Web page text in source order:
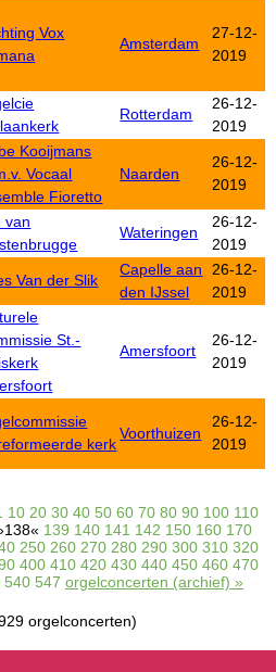
Vox
Amsterdam
27-12-
2019
Rotterdam
26-12-
2019
Kooijmans
Vocaal
Fioretto
Naarden
26-12-
2019
van
Wateringen
26-12-
2019
Van der Slik
Capelle aan
den IJssel
26-12-
2019
St.-
Amersfoort
26-12-
2019
kerk
Voorthuizen
26-12-
2019
10 20 30 40 50 60 70 80 90 100 110
139 140 141 142 150 160 170
250 260 270 280 290 300 310 320
400 410 420 430 440 450 460 470
540 547 orgelconcerten (archief) »
orgelconcerten)